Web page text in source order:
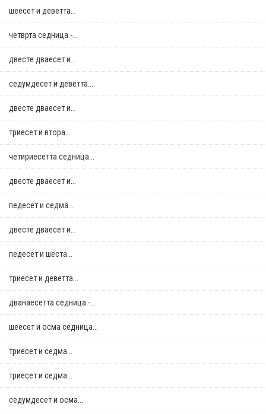
шеесет и деветта...
четврта седница -...
двестe дваесет и...
седумдесет и деветта...
двестe дваесет и...
триесет и втора...
четириесетта седница...
двестe дваесет и...
педесет и седма...
двестe дваесет и...
педесет и шеста...
триесет и деветта...
дванаесетта седница -...
шеесет и осма седница...
триесет и седма...
триесет и седма...
седумдесет и осма...